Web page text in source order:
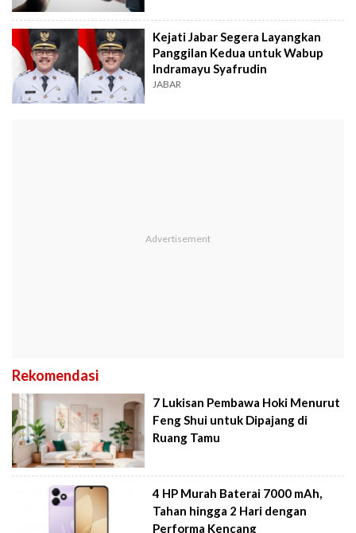
Kejati Jabar Segera Layangkan
Panggilan Kedua untuk Wabup
Indramayu Syafrudin
JABAR
Rekomendasi
7 Lukisan Pembawa Hoki Menurut
Feng Shui untuk Dipajang di
Ruang Tamu
4 HP Murah Baterai 7000 mAh,
Tahan hingga 2 Hari dengan
Performa Kencang